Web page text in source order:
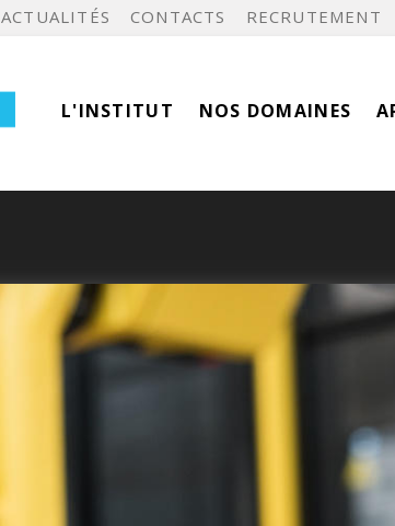
ACTUALITÉS CONTACTS RECRUTEMENT
L'INSTITUT NOS DOMAINES